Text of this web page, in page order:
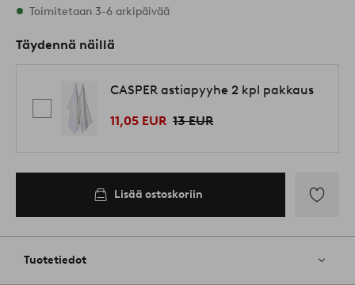
Varastossa
Toimitetaan 3-6 arkipäivää
Täydennä näillä
CASPER astiapyyhe 2 kpl pakkaus
11,05 EUR 13 EUR
Lisää ostoskoriin
Tuotetiedot